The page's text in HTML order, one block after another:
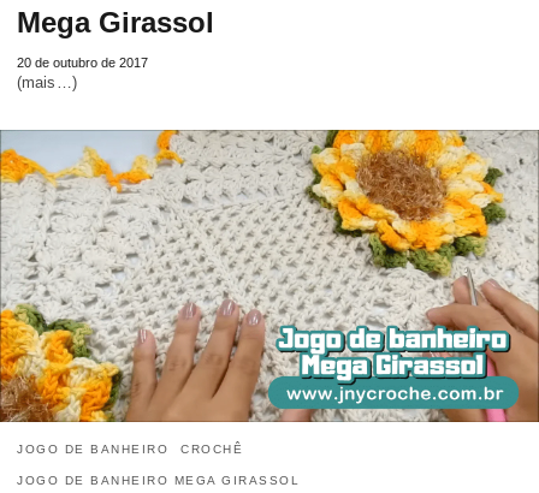
Mega Girassol
20 de outubro de 2017
(mais…)
JOGO DE BANHEIRO CROCHÊ
JOGO DE BANHEIRO MEGA GIRASSOL